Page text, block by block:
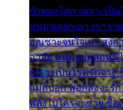
บัวทองโศก เพราะเ
หนุ่มหลอกเอา เขารว
ออเซาะจนใจเบา สง
อาลัย หนุ่มรูปหล่อหนี
เพราะเป็นโรครักจาง
แม่ก็บอก พ่อก็สั่งจะรัก
พลั้งไปใครจะช่วย ซื้อ